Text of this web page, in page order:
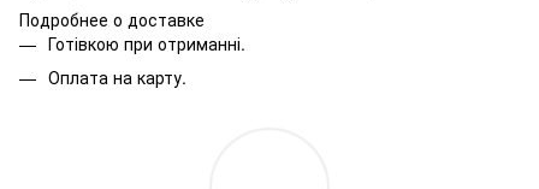
Подробнее о доставке
Готівкою при отриманні.
Оплата на карту.